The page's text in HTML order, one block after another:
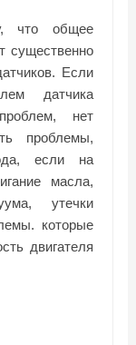
что общее
существенно
Если
датчика
нет
проблемы,
если на
масла,
утечки
которые
двигателя